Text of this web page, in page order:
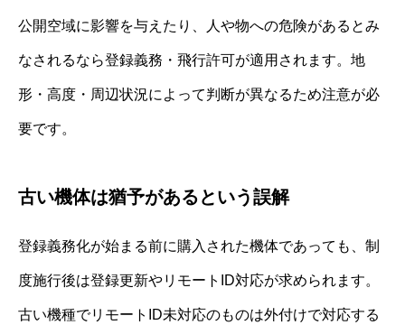
公開空域に影響を与えたり、人や物への危険があるとみ
なされるなら登録義務・飛行許可が適用されます。地
形・高度・周辺状況によって判断が異なるため注意が必
要です。
古い機体は猶予があるという誤解
登録義務化が始まる前に購入された機体であっても、制
度施行後は登録更新やリモートID対応が求められます。
古い機種でリモートID未対応のものは外付けで対応する